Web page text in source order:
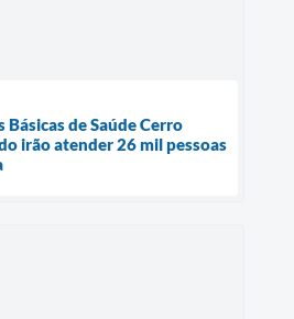
Básicas de Saúde Cerro
irão atender 26 mil pessoas